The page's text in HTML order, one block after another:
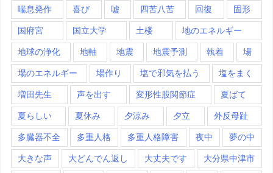
喘息発作 喜び 嘘 四苦八苦 回復 固形
国府宮 国立大学 土楼 地のエネルギー
地球の浄化 地軸 地震 地震予測 執着 場
場のエネルギー 場作り 塩で邪気を払う 塩をまく
増田先生 声を出す 変形性股関節症 夏ばて
夏らしい 夏休み 夕涼み 夕立 外反母趾
多臓器不全 多重人格 多重人格障害 夜中 夢の中
大きな声 大どんでん返し 大丈夫です 大分県中津市